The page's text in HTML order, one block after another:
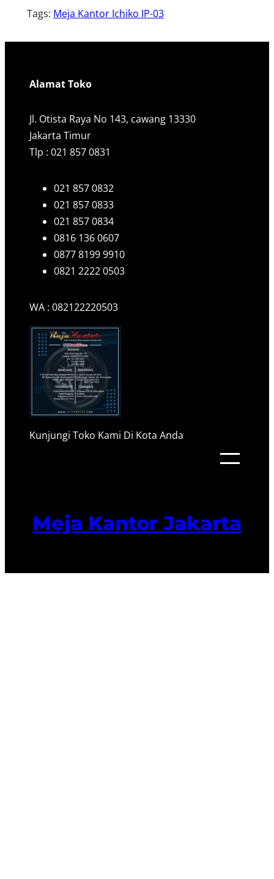
Tags: Meja Kantor Ichiko IP-03
Alamat Toko
Jl. Otista Raya No 143, cawang 13330
Jakarta Timur
Tlp : 021 857 0831
021 857 0832
021 857 0833
021 857 0834
0816 136 0607
0877 8199 9910
0821 2222 0503
WA : 082122220503
Kunjungi Toko Kami Di Kota Anda
Meja Kantor Jakarta